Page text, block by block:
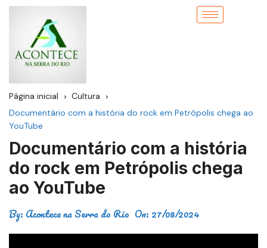
Página inicial
Cultura
Documentário com a história do rock em Petrópolis chega ao
YouTube
Documentário com a história
do rock em Petrópolis chega
ao YouTube
By: Acontece na Serra do Rio On: 27/08/2024